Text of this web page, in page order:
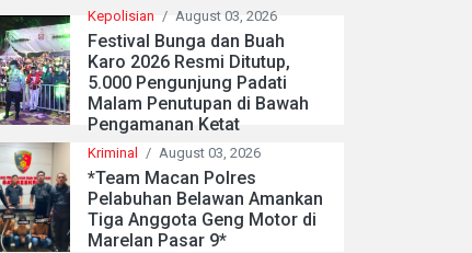
Kepolisian / August 03, 2026
Festival Bunga dan Buah
Karo 2026 Resmi Ditutup,
5.000 Pengunjung Padati
Malam Penutupan di Bawah
Pengamanan Ketat
Kriminal / August 03, 2026
*Team Macan Polres
Pelabuhan Belawan Amankan
Tiga Anggota Geng Motor di
Marelan Pasar 9*